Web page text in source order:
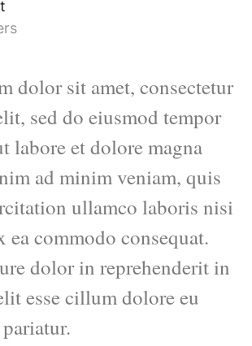
dolor sit amet, consectetur
sed do eiusmod tempor
labore et dolore magna
ad minim veniam, quis
ullamco laboris nisi
commodo consequat.
dolor in reprehenderit in
esse cillum dolore eu